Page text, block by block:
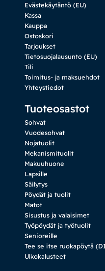
Evästekäytäntö (EU)
Kassa
Kauppa
Ostoskori
Tarjoukset
Tietosuojalausunto (EU)
Tili
Toimitus- ja maksuehdot
Yhteystiedot
Tuoteosastot
Sohvat
Vuodesohvat
Nojatuolit
Mekanismituolit
Makuuhuone
Lapsille
Säilytys
Pöydät ja tuolit
Matot
Sisustus ja valaisimet
Työpöydät ja työtuolit
Senioreille
Tee se itse ruokapöytä
Ulkokalusteet